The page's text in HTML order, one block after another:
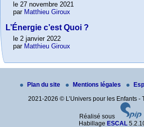
le 27 novembre 2021
par Matthieu Giroux
L’Énergie c’est Quoi ?
le 2 janvier 2022
par Matthieu Giroux
Plan du site Mentions légales
2021-2026 © L’Univers pour les Enfants -
Réalisé sous
Habillage ESCAL